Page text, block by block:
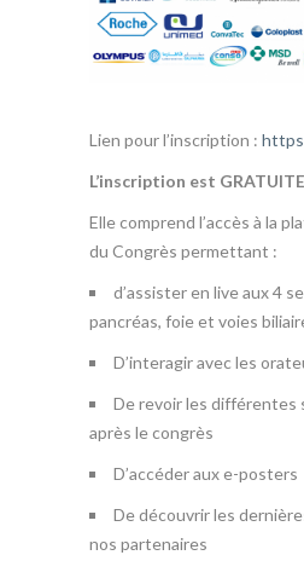
Lien pour l’inscription :
L’inscription est
Elle comprend l’accès à la
du Congrès permettant :
d’assister en live aux 4
pancréas, foie et voies
D’interagir avec les
De revoir les différentes
après le congrès
D’accéder aux e-posters
De découvrir les
nos partenaires